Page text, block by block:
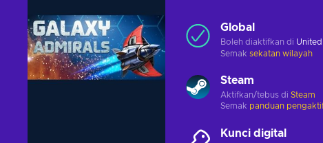
Global
Boleh diaktifkan di
Semak sekatan wilayah
Steam
Aktifkan/tebus di Steam
Semak panduan
Kunci digital